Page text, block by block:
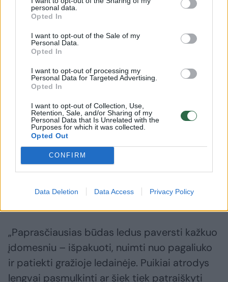
personal data.
Opted In
I want to opt-out of the Sale of my
Personal Data.
Opted In
I want to opt-out of processing my
Personal Data for Targeted Advertising.
Opted In
I want to opt-out of Collection, Use,
Retention, Sale, and/or Sharing of my
Personal Data that Is Unrelated with the
Purposes for which it was collected.
Opted Out
CONFIRM
Data Deletion Data Access Privacy Policy
kulinarinių idėjų partnerė, maisto
tinklaraštininkė Brigita Uyar sako, kad ledai
ant pagaliuko dažniausiai asocijuojasi su
desertu, kurį tiesiog išpakuoji ir valgai. Vis
dėlto vos keli papildomi žingsniai gali visiškai
pakeisti įspūdį – tie patys ledai gali virsti
desertu lyg iš ledainės, afogatu su karšta
savaitgalio pasilepinimui.
„Paprasčiausias būdas ledus paversti kažkuo
įdomesniu – išpakuoti, nuimti nuo pagaliuko
ir patiekti gražioje ledainėje. Puikiai atrodys
lengvai pasmulkinti ar šiek tiek patraiškyti